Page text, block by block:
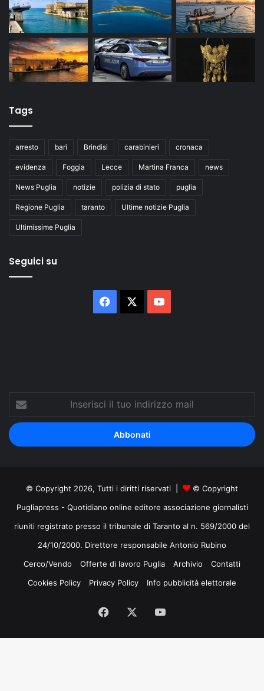
Tags
arresto bari Brindisi carabinieri cronaca
evidenza Foggia Lecce Martina Franca news
News Puglia notizie polizia di stato puglia
Regione Puglia taranto Ultime notizie Puglia
Ultimissime Puglia
Seguici su
Facebook
tuo
indirizzo
mail
© Copyright 2026, Tutti i diritti riservati |
© Copyright
Pugliapress - Quotidiano online editore associazione giornalisti
riuniti registrato presso il tribunale di Taranto al n. 569/2000 del
24/10/2000. Direttore responsabile Antonio Rubino
Cerco/Vendo
Offerte di lavoro Puglia Archivio
Contatti
Cookies Policy
Privacy Policy Info pubblicità elettorale
Facebook
Tube